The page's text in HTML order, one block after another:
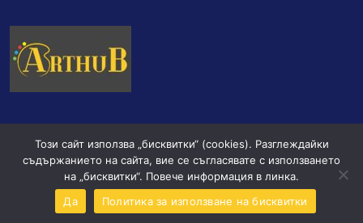
© 2024 ArthuB
Този сайт използва „бисквитки“ (cookies). Разглеждайки
съдържанието на сайта, вие се съгласявате с използването
на „бисквитки“. Повече информация в линка.
Дa
Политика за използване на бисквитки